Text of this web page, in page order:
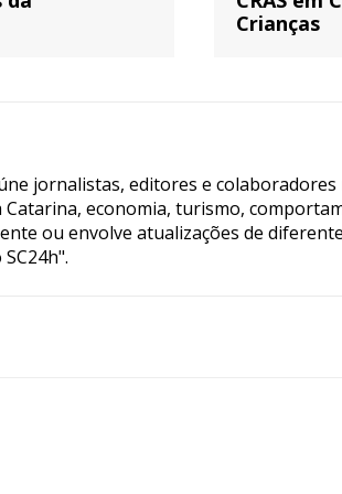
Crianças
jornalistas, editores e
Catarina, economia, turismo,
ou envolve atualizações de